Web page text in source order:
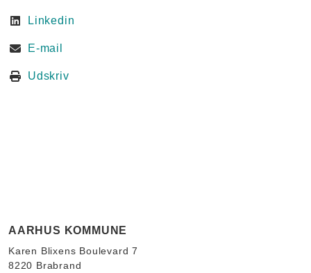
Linkedin
E-mail
Udskriv
AARHUS KOMMUNE
Karen Blixens Boulevard 7
8220 Brabrand